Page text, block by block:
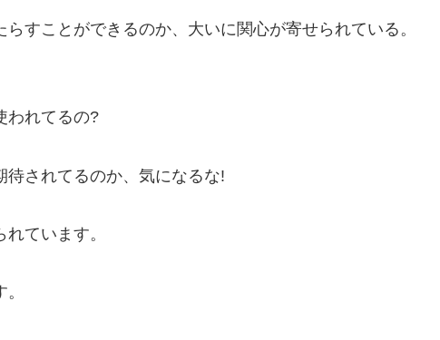
すことができるのか、大いに関心が寄せられている。
われてるの?
されてるのか、気になるな!
ています。